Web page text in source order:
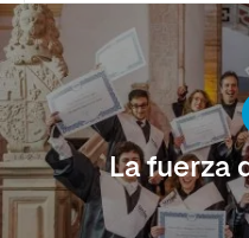
La fuerza